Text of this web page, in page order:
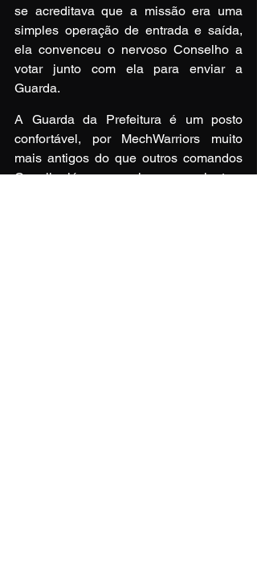
se acreditava que a missão era uma
simples operação de entrada e saída,
ela convenceu o nervoso Conselho a
votar junto com ela para enviar a
Guarda.
A Guarda da Prefeitura é um posto
confortável, por MechWarriors muito
mais antigos do que outros comandos
Capella, já que aqueles que se juntam